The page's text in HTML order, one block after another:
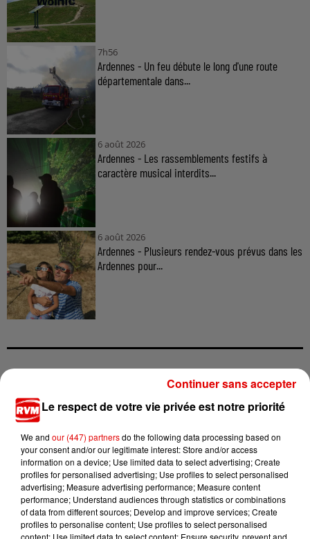
7h56
Ardennes - Un feu débute le long d'une route
départementale dans...
6 août 2026
Ardennes - Les rassemblements festifs à
caractère musical interdits...
6 août 2026
Ardennes - Plusieurs rendez-vous prévus dans les
Ardennes pour...
11h31
11h31
BIGFLO & OLI
11h27
11h27
P!NK
11h25
11h25
MYLENE FARMER
Le respect de votre vie privée est notre priorité
We and our (447) partnersdo the following data processing based on
your consent and/or our legitimate interest: Store and/or access
information on a device; Use limited data to select advertising; Create
profiles for personalised advertising; Use profiles to select personalised
advertising; Measure advertising performance; Measure content
performance; Understand audiences through statistics or combinations
of data from different sources; Develop and improve services; Create
profiles to personalise content; Use profiles to select personalised
content; Use limited data to select content; Ensure security, prevent and
Continuer sans accepter